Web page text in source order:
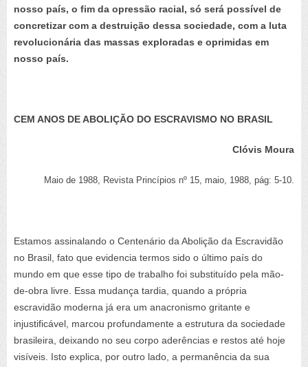
nosso país, o fim da opressão racial, só será possível de
concretizar com a destruição dessa sociedade, com a luta
revolucionária das massas exploradas e oprimidas em
nosso país.
CEM ANOS DE ABOLIÇÃO DO ESCRAVISMO NO BRASIL
Clóvis Moura
Maio de 1988, Revista Princípios nº 15, maio, 1988, pág: 5-10.
Estamos assinalando o Centenário da Abolição da Escravidão
no Brasil, fato que evidencia termos sido o último país do
mundo em que esse tipo de trabalho foi substituído pela mão-
de-obra livre. Essa mudança tardia, quando a própria
escravidão moderna já era um anacronismo gritante e
injustificável, marcou profundamente a estrutura da sociedade
brasileira, deixando no seu corpo aderências e restos até hoje
visíveis. Isto explica, por outro lado, a permanência da sua